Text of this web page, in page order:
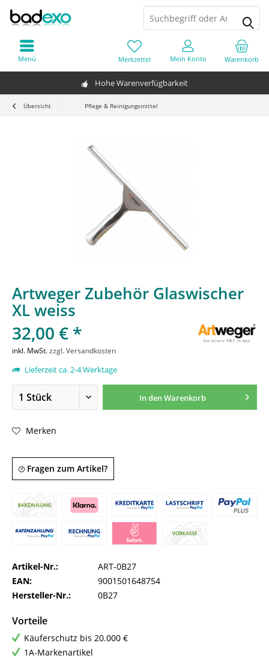
Hohe Warenverfügbarkeit
Warenkorb
Merkzettel Mein Konto
Menü
Übersicht Pflege & Reinigungsmittel
Artweger Zubehör Glaswischer
XL weiss
32,00 € *
inkl. MwSt.zzgl. Versandkosten
Lieferzeit ca. 2-4 Werktage
In denWarenkorb
Merken
Fragen zum Artikel?
Artikel-Nr.:
ART-0B27
EAN:
9001501648754
Hersteller-Nr.:
0B27
Vorteile
Käuferschutz bis 20.000 €
1A-Markenartikel